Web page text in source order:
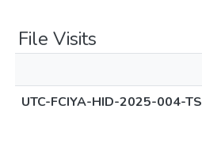
File Visits
UTC-FCIYA-HID-2025-004-TS